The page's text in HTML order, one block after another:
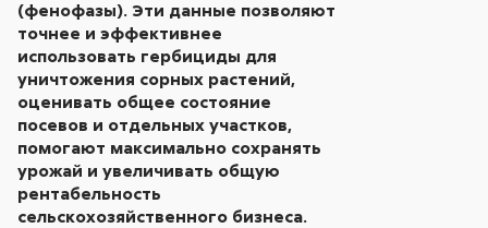
(фенофазы). Эти данные позволяют
точнее и эффективнее
использовать гербициды для
уничтожения сорных растений,
оценивать общее состояние
посевов и отдельных участков,
помогают максимально сохранять
урожай и увеличивать общую
рентабельность
сельскохозяйственного бизнеса.